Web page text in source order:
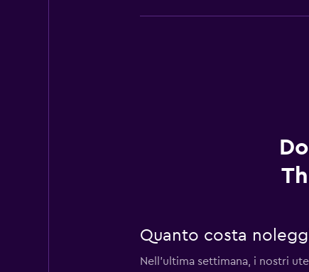
Quanto costa
Nell'ultima settimana, i nostri